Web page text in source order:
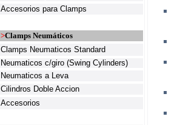
Accesorios para Clamps
>Clamps Neumáticos
Clamps Neumaticos Standard
Neumaticos c/giro (Swing Cylinders)
Neumaticos a Leva
Cilindros Doble Accion
Accesorios